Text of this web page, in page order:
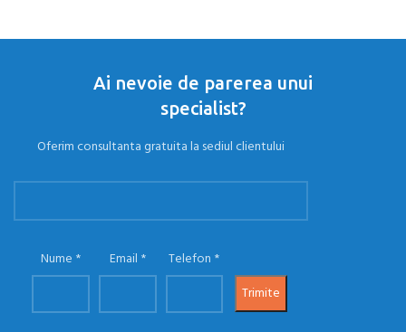
Ai nevoie de parerea unui
specialist?
Oferim consultanta gratuita la sediul clientului
Nume Email Telefon